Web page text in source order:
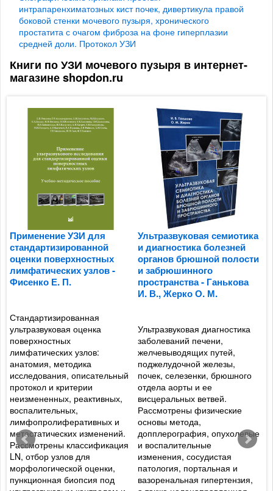
интрапаренхиматозных кист почек, дивертикула правой
боковой стенки мочевого пузыря, хронического
простатита с очагом фиброза на фоне гиперплазии
средней доли. Протокол УЗИ
Книги по УЗИ мочевого пузыря в интернет-
магазине shopdon.ru
Применение УЗИ для
стандартизированной
оценки поверхностных
лимфатических узлов -
Фисенко Е. П.
Стандартизированная
ультразвуковая оценка
поверхностных
лимфатических узлов:
анатомия, методика
исследования, описательный
протокол и критерии
неизмененных, реактивных,
воспалительных,
лимфопролиферативных и
метастатических изменений.
Рассмотрены классификация
LN, отбор узлов для
морфологической оценки,
пункционная биопсия под
Ультразвуковая семиотика
и диагностика болезней
органов брюшной полости
и забрюшинного
пространства - Ганькова
И. В., Жерко О. М.
Ультразвуковая диагностика
заболеваний печени,
желчевыводящих путей,
поджелудочной железы,
почек, селезенки, брюшного
отдела аорты и ее
висцеральных ветвей.
Рассмотрены физические
основы метода,
допплерография, опухолевые
и воспалительные
изменения, сосудистая
патология, портальная и
вазоренальная гипертензия,